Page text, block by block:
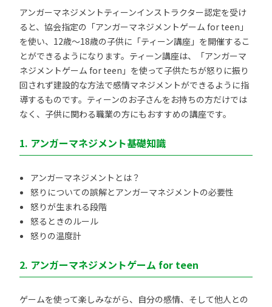
アンガーマネジメントティーンインストラクター認定を受け
ると、協会指定の「アンガーマネジメントゲーム for teen」
を使い、12歳～18歳の子供に「ティーン講座」を開催するこ
とができるようになります。ティーン講座は、「アンガーマ
ネジメントゲーム for teen」を使って子供たちが怒りに振り
回されず建設的な方法で感情マネジメントができるように指
導するものです。ティーンのお子さんをお持ちの方だけでは
なく、子供に関わる職業の方にもおすすめの講座です。
1. アンガーマネジメント基礎知識
アンガーマネジメントとは？
怒りについての誤解とアンガーマネジメントの必要性
怒りが生まれる段階
怒るときのルール
怒りの温度計
2. アンガーマネジメントゲーム for teen
ゲームを使って楽しみながら、自分の感情、そして他人との